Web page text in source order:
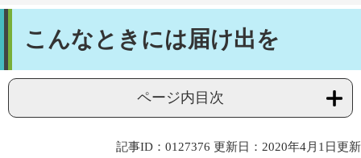
。
て
こんなときには届け出を
ページ内目次
記事ID：0127376 更新日：2020年4月1日更新